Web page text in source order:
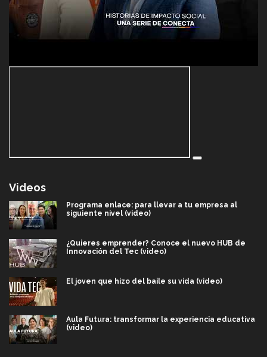
Videos
Programa enlace: para llevar a tu empresa al
siguiente nivel (video)
¿Quieres emprender? Conoce el nuevo HUB de
Innovación del Tec (video)
El joven que hizo del baile su vida (video)
Aula Futura: transformar la experiencia educativa
(video)